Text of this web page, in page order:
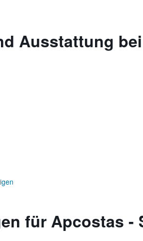
Ausstattung
für Apcostas -